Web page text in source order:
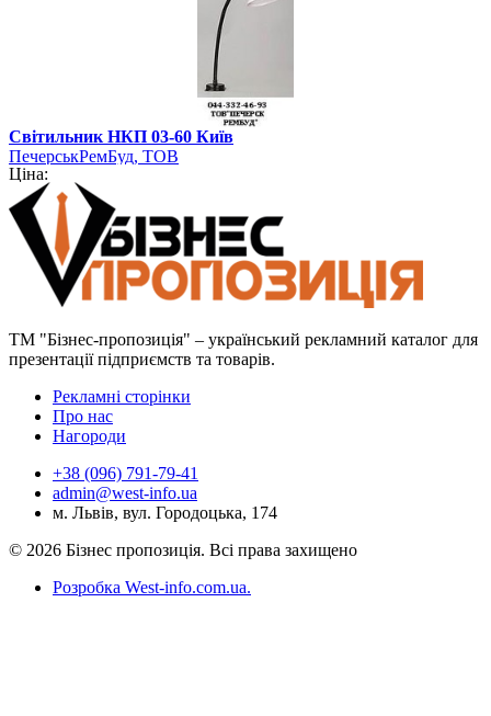
Світильник НКП 03-60 Київ
ПечерськРемБуд, ТОВ
Ціна:
ТМ "Бізнес-пропозиція" – український рекламний каталог для
презентації підприємств та товарів.
Рекламні сторінки
Про нас
Нагороди
+38 (096) 791-79-41
admin@west-info.ua
м. Львів, вул. Городоцька, 174
© 2026 Бізнес пропозиція. Всі права захищено
Розробка West-info.com.ua.